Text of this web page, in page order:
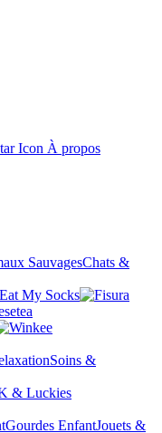
À propos
SauvagesChats &
Soins &
Gourdes EnfantJouets &